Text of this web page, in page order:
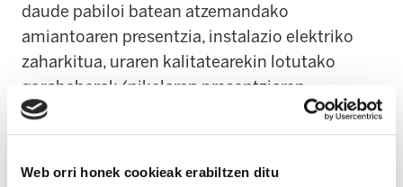
Web orri honek cookieak erabiltzen ditu
daude pabiloi batean atzemandako
amiantoaren presentzia, instalazio elektriko
zaharkitua, uraren kalitatearekin lotutako
gorabeherak (nikelaren presentziaren
ondorioz), erabileratik kanpo dauden komunak,
igogailurik eza eta segurtasun elementu
batzuen narriadura, hala nola barandena.